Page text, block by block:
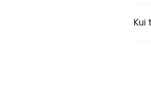
Kui